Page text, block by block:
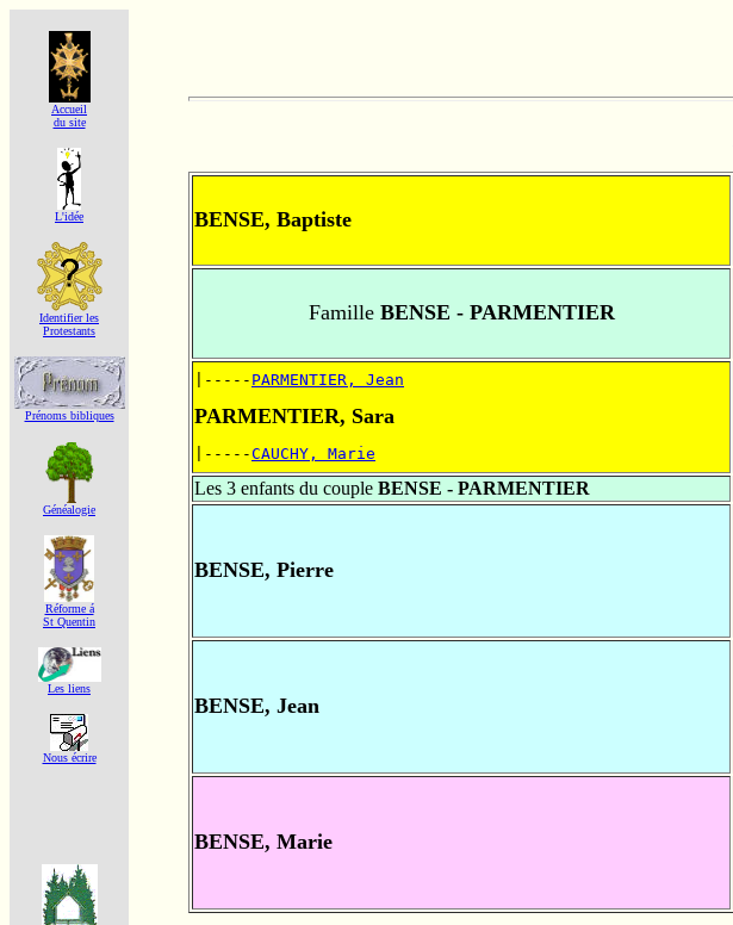
Accueil
du site
L'idée
Identifier les
Protestants
Prénoms bibliques
Généalogie
Réforme á
St Quentin
Les liens
Nous écrire
BENSE, Baptiste
FamilleBENSE - PARMENTIER
|----- PARMENTIER, Jean
PARMENTIER, Sara
|-----CAUCHY, Marie
Les 3 enfants du couple BENSE - PARMENTIER
BENSE, Pierre
BENSE, Jean
BENSE, Marie